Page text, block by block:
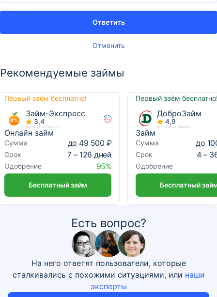
Отменить
Ответить
Рекомендуемые займы
Первый заём бесплатно!
Займ-Экспресс
3,4
Лиц. №2110177000440
Онлайн займ
Сумма до 49 500 ₽
Срок 7 – 126 дней
Одобрение 95%
Бесплатный займ
Первый заём
ДоброЗайм
4,9
Лиц. №2110177000192
Займ
Сумма до
Срок 4 –
Одобрение
Бесплатный
Есть вопрос?
На него ответят пользователи, которые
сталкивались с похожими ситуациями, или наши
эксперты